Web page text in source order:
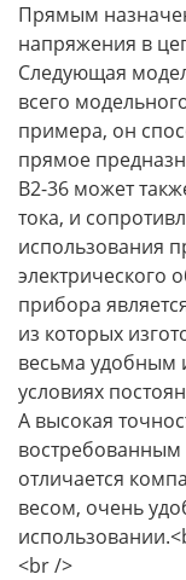
Прямым
напряжения в
Следующая
всего
примера, он
прямое
В2-36 может
тока, и
использования
электрического
прибора
из которых
весьма удобным
условиях
А высокая
отличается
весом, очень
<br />